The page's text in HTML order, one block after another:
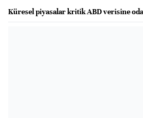
Küresel piyasalar kritik ABD verisine